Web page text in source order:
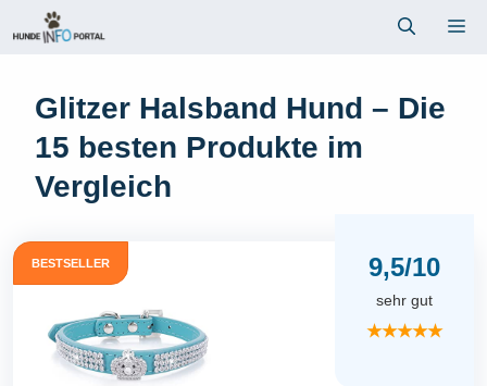
Inhalt
Glitzer Halsband Hund – Die
15 besten Produkte im
Vergleich
BESTSELLER 9,5/10
sehr gut
★★★★★